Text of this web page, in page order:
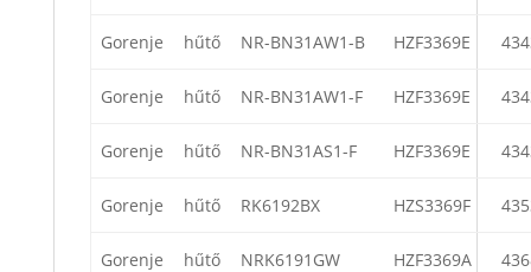
Gorenje hűtő NR-BN31AW1-B HZF3369E
Gorenje hűtő NR-BN31AW1-F HZF3369E
Gorenje hűtő NR-BN31AS1-F HZF3369E
Gorenje hűtő RK6192BX HZS3369F
Gorenje hűtő NRK6191GW HZF3369A